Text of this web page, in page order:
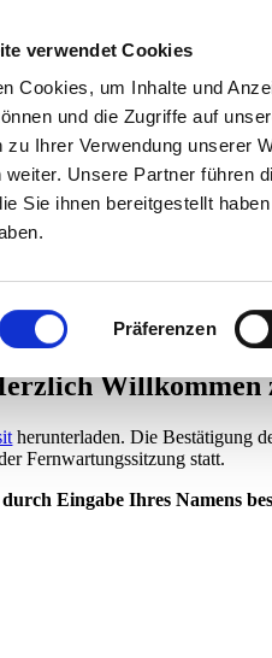
verwendet Cookies
Cookies, um Inhalte und
und die Zugriffe auf
zu Ihrer Verwendung unserer
weiter. Unsere Partner führen
Sie ihnen bereitgestellt
Präferenzen
Willkommen
herunterladen. Die Bestätigung
Fernwartungssitzung statt.
Eingabe Ihres Namens